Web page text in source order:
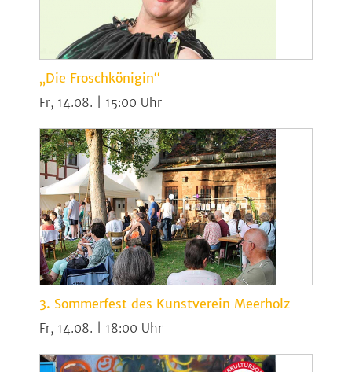
„Die Froschkönigin“
Fr, 14.08. | 15:00
3. Sommerfest des Kunstverein Meerholz
Fr, 14.08. | 18:00